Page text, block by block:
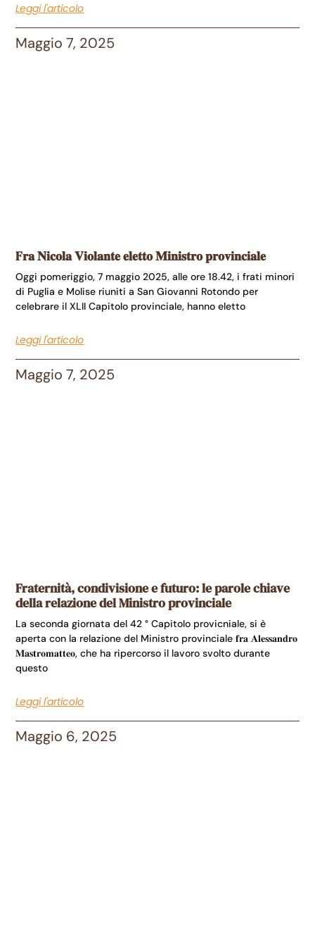
Leggi l'articolo
Maggio 7, 2025
F𝐫𝐚 𝐍𝐢𝐜𝐨𝐥𝐚 𝐕𝐢𝐨𝐥𝐚𝐧𝐭𝐞 𝐞𝐥𝐞𝐭𝐭𝐨 𝐌𝐢𝐧𝐢𝐬𝐭𝐫𝐨 𝐩𝐫𝐨𝐯𝐢𝐧𝐜𝐢𝐚𝐥𝐞
Oggi pomeriggio, 7 maggio 2025, alle ore 18.42, i frati minori
di Puglia e Molise riuniti a San Giovanni Rotondo per
celebrare il XLII Capitolo provinciale, hanno eletto
Leggi l'articolo
Maggio 7, 2025
Fraternità, condivisione e futuro: le parole chiave
della relazione del Ministro provinciale
La seconda giornata del 42 ° Capitolo provicniale, si è
aperta con la relazione del Ministro provinciale 𝐟𝐫𝐚 𝐀𝐥𝐞𝐬𝐬𝐚𝐧𝐝𝐫𝐨
𝐌𝐚𝐬𝐭𝐫𝐨𝐦𝐚𝐭𝐭𝐞𝐨, che ha ripercorso il lavoro svolto durante
questo
Leggi l'articolo
Maggio 6, 2025